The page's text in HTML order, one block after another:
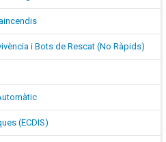
i Bots de Rescat (No Ràpids)
(ECDIS)